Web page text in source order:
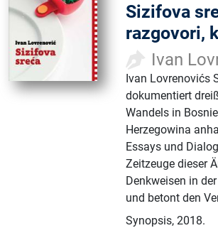
Sizifova
razgovori,
Ivan
Ivan Lovrenovićs
dokumentiert
Wandels in
Herzegowina
Essays und
Zeitzeuge dieser
Denkweisen in
und betont den
Synopsis,2018.